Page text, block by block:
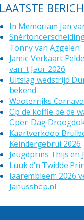
LAATSTE
In Memoriam Jan
Tonny van Aggelen
Jamie Verkaart
van 't Jaor 2026
Uitslag wedstrijd
bekend
Waoterrijks
Op de koffie bè de
Open Dag
Kaartverkoop
Keindergebrul 2026
Jeugdprins Thijs en
Luuk d’n Twidde
Jaarembleem 2026
Janusshop.nl